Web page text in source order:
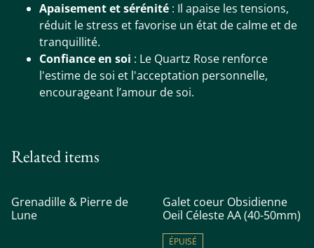
Apaisement et sérénité : Il apaise les tensions,
réduit le stress et favorise un état de calme et de
tranquillité.
Confiance en soi : Le Quartz Rose renforce
l'estime de soi et l'acceptation personnelle,
encourageant l’amour de soi.
Related items
%
Grenadille & Pierre de
Lune
Galet coeur Obsidienne
Oeil Céleste AA (40-50mm)
ÉPUISÉ